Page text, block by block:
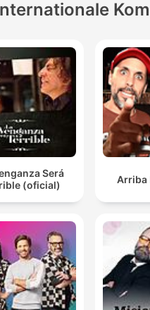
Será
(oficial)
Arriba